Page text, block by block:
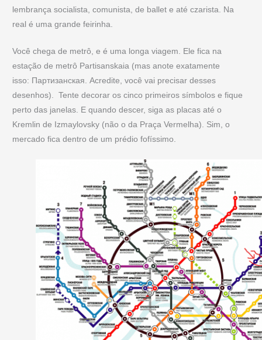
lembrança socialista, comunista, de ballet e até czarista. Na
real é uma grande feirinha.
Você chega de metrô, e é uma longa viagem. Ele fica na
estação de metrô Partisanskaia (mas anote exatamente
isso: Партизанская. Acredite, você vai precisar desses
desenhos). Tente decorar os cinco primeiros símbolos e fique
perto das janelas. E quando descer, siga as placas até o
Kremlin de Izmaylovsky (não o da Praça Vermelha). Sim, o
mercado fica dentro de um prédio fofíssimo.